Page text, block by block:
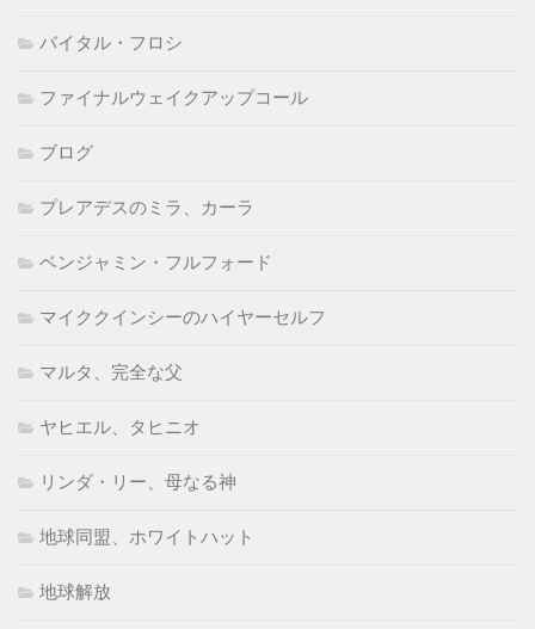
バイタル・フロシ
ファイナルウェイクアップコール
ブログ
プレアデスのミラ、カーラ
ベンジャミン・フルフォード
マイククインシーのハイヤーセルフ
マルタ、完全な父
ヤヒエル、タヒニオ
リンダ・リー、母なる神
地球同盟、ホワイトハット
地球解放